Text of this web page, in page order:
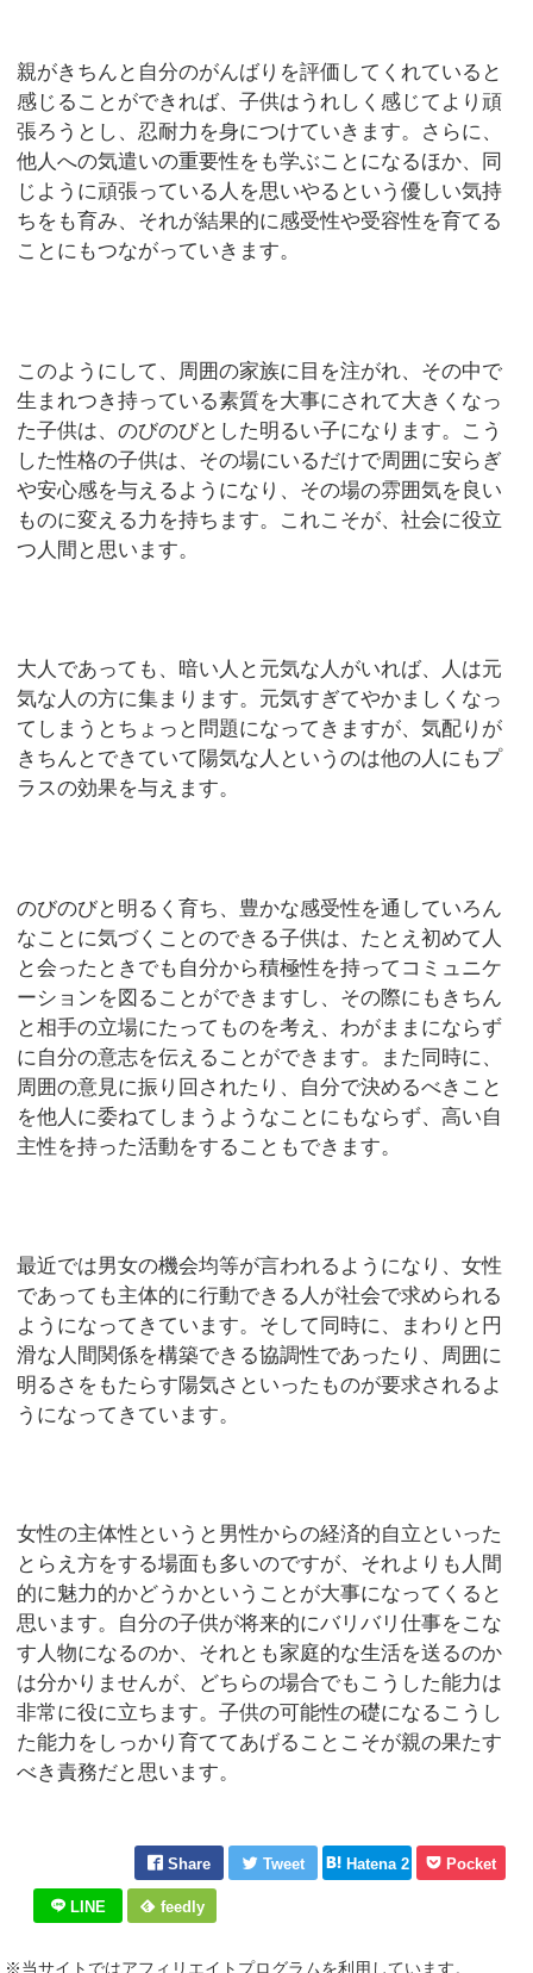
親がきちんと自分のがんばりを評価してくれていると
感じることができれば、子供はうれしく感じてより頑
張ろうとし、忍耐力を身につけていきます。さらに、
他人への気遣いの重要性をも学ぶことになるほか、同
じように頑張っている人を思いやるという優しい気持
ちをも育み、それが結果的に感受性や受容性を育てる
ことにもつながっていきます。
このようにして、周囲の家族に目を注がれ、その中で
生まれつき持っている素質を大事にされて大きくなっ
た子供は、のびのびとした明るい子になります。こう
した性格の子供は、その場にいるだけで周囲に安らぎ
や安心感を与えるようになり、その場の雰囲気を良い
ものに変える力を持ちます。これこそが、社会に役立
つ人間と思います。
大人であっても、暗い人と元気な人がいれば、人は元
気な人の方に集まります。元気すぎてやかましくなっ
てしまうとちょっと問題になってきますが、気配りが
きちんとできていて陽気な人というのは他の人にもプ
ラスの効果を与えます。
のびのびと明るく育ち、豊かな感受性を通していろん
なことに気づくことのできる子供は、たとえ初めて人
と会ったときでも自分から積極性を持ってコミュニケ
ーションを図ることができますし、その際にもきちん
と相手の立場にたってものを考え、わがままにならず
に自分の意志を伝えることができます。また同時に、
周囲の意見に振り回されたり、自分で決めるべきこと
を他人に委ねてしまうようなことにもならず、高い自
主性を持った活動をすることもできます。
最近では男女の機会均等が言われるようになり、女性
であっても主体的に行動できる人が社会で求められる
ようになってきています。そして同時に、まわりと円
滑な人間関係を構築できる協調性であったり、周囲に
明るさをもたらす陽気さといったものが要求されるよ
うになってきています。
女性の主体性というと男性からの経済的自立といった
とらえ方をする場面も多いのですが、それよりも人間
的に魅力的かどうかということが大事になってくると
思います。自分の子供が将来的にバリバリ仕事をこな
す人物になるのか、それとも家庭的な生活を送るのか
は分かりませんが、どちらの場合でもこうした能力は
非常に役に立ちます。子供の可能性の礎になるこうし
た能力をしっかり育ててあげることこそが親の果たす
べき責務だと思います。
Share Tweet Hatena 2 Pocket
LINE feedly
※当サイトではアフィリエイトプログラムを利用しています。